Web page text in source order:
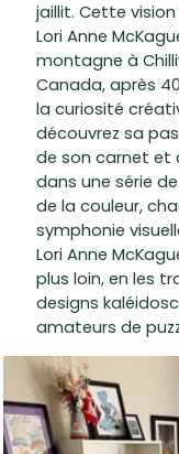
jaillit. Cette
Lori Anne
montagne à
Canada, après
la curiosité
découvrez sa
de son carnet et
dans une série
de la couleur,
symphonie
Lori Anne
plus loin, en les
designs
amateurs de